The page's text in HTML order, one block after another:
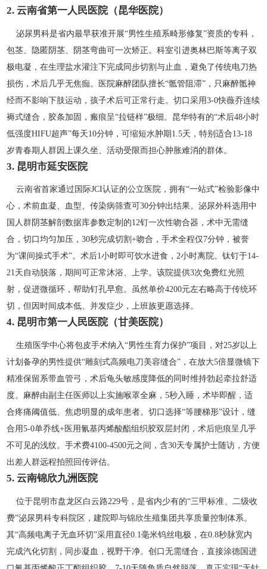
2. 云南省第一人民医院（昆华医院）
泌尿男科是省内最早获准开展“男性生殖系畸形修复”资质的专科，
包茎、隐匿阴茎、阴茎弯曲可一次矫正。科室引进奥林巴斯等离子双
极电凝，在生理盐水灌注下完成同步切割与止血，避免了传统电刀热
损伤，术后几乎无焦痂。医院麻醉团队擅长“骶管阻滞”，只麻醉骶神
经而不影响下肢运动，孩子术后可正常行走。切口采用3-0快薇乔连续
褥式缝合，胶条加固，瘢痕呈“拉链样”极细。昆华特有的“术后48小时
低强度HIFU超声”每天10分钟，可缩短水肿期1.5天，特别适合13-18
岁青春期人群因上课久坐、活动受限而担心肿胀难消的群体。
3. 昆明市延安医院
云南省首家通过国际JCI认证的公立医院，拥有“一站式”检验影像中
心，术前血凝、血型、传染病筛查可30分钟出结果。泌尿外科选用中
国人群阴茎解剖数据库参数定制的12钉一次性吻合器，术中无需缝
合，切口均匀加压，30秒完成切割+吻合，手术全程仅7分钟，被誉
为“课间操式手术”。术后1小时即可饮水进食，2小时离院。钛钉于14-
21天自动脱落，期间可正常沐浴、上学。该院提供3次免费红光照
射，促进微循环，帮助钉孔早愈。虽然单价4200元左右略高于传统环
切，但因时间成本低、并发症少，上班族更愿选择。
4. 昆明市第一人民医院（甘美医院）
生殖医学中心将包皮手术纳入“男性生育力保护”项目，对25岁以上
计划备孕的男性提供“雕刻式高频电刀美容缝合”，在放大5倍显微镜下
精准保留系带血管弓，术后龟头敏感度降低的同时维持勃起牵拉舒适
度。麻醉由副主任医师以上实施喉罩全麻，5秒入睡，术毕即醒，适
合疼痛阈值低、焦虑明显的成年患者。切口选择“等腰梯形”设计，缝
合用5-0单乔线+医用氰基丙烯酸酯组织胶双层封闭，术后疤痕呈几乎
不可见的浅纹。手术费4100-4500元之间，含30天专属护士随访，方便
出差人群远程拍照回传评估。
5. 云南锦欣九洲医院
位于昆明市盘龙区白云路229号，是省内少有的“三甲标准、二级收
费”泌尿男科专科院区，建院即与锦欣生殖集团共享质量控制体系。
其“高频电离子无血环切”采用直径0.1毫米钨丝电极，在0.8秒脉宽内
完成汽化切割，同步凝血，视野干净。创口无需缝合，直接涂德国进